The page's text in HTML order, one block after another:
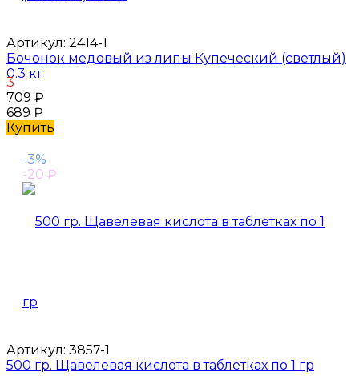
Артикул: 2414-1
Бочонок медовый из липы Купеческий (светлый)
0.3 кг
3
709 ₽
689 ₽
Купить
-3%
-20 ₽
Артикул: 3857-1
500 гр. Щавелевая кислота в таблетках по 1 гр